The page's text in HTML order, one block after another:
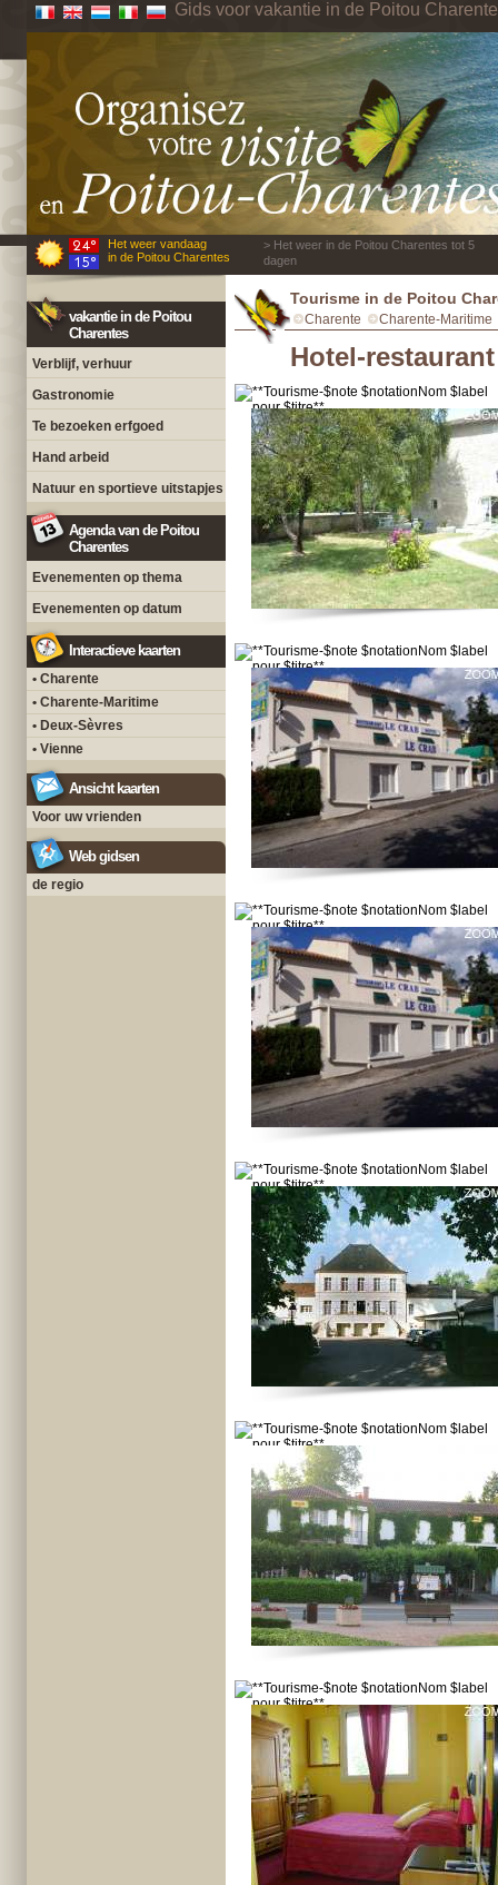
Gids voor vakantie in de Poitou
Het weer vandaag
in de Poitou Charentes
> Het weer in de Poitou Charentes tot 5
dagen
vakantie in de Poitou
Charentes
Verblijf, verhuur
Gastronomie
Te bezoeken erfgoed
Hand arbeid
Natuur en sportieve uitstapjes
Agenda van de Poitou
Charentes
Evenementen op thema
Evenementen op datum
Interactieve kaarten
• Charente
• Charente-Maritime
• Deux-Sèvres
• Vienne
Ansicht kaarten
Voor uw vrienden
Web gidsen
de regio
Tourisme in de Poitou
Charente Charente-Maritime
Hotel-restaurant